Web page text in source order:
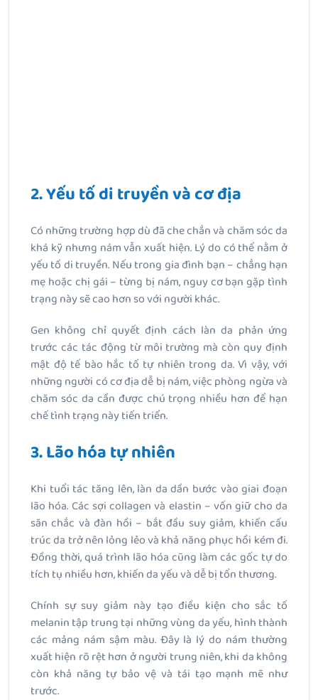
2. Yếu tố di truyền và cơ địa
Có những trường hợp dù đã che chắn và chăm sóc da
khá kỹ nhưng nám vẫn xuất hiện. Lý do có thể nằm ở
yếu tố di truyền. Nếu trong gia đình bạn – chẳng hạn
mẹ hoặc chị gái – từng bị nám, nguy cơ bạn gặp tình
trạng này sẽ cao hơn so với người khác.
Gen không chỉ quyết định cách làn da phản ứng
trước các tác động từ môi trường mà còn quy định
mật độ tế bào hắc tố tự nhiên trong da. Vì vậy, với
những người có cơ địa dễ bị nám, việc phòng ngừa và
chăm sóc da cần được chú trọng nhiều hơn để hạn
chế tình trạng này tiến triển.
3. Lão hóa tự nhiên
Khi tuổi tác tăng lên, làn da dần bước vào giai đoạn
lão hóa. Các sợi collagen và elastin – vốn giữ cho da
săn chắc và đàn hồi – bắt đầu suy giảm, khiến cấu
trúc da trở nên lỏng lẻo và khả năng phục hồi kém đi.
Đồng thời, quá trình lão hóa cũng làm các gốc tự do
tích tụ nhiều hơn, khiến da yếu và dễ bị tổn thương.
Chính sự suy giảm này tạo điều kiện cho sắc tố
melanin tập trung tại những vùng da yếu, hình thành
các mảng nám sậm màu. Đây là lý do nám thường
xuất hiện rõ rệt hơn ở người trung niên, khi da không
còn khả năng tự bảo vệ và tái tạo mạnh mẽ như
trước.